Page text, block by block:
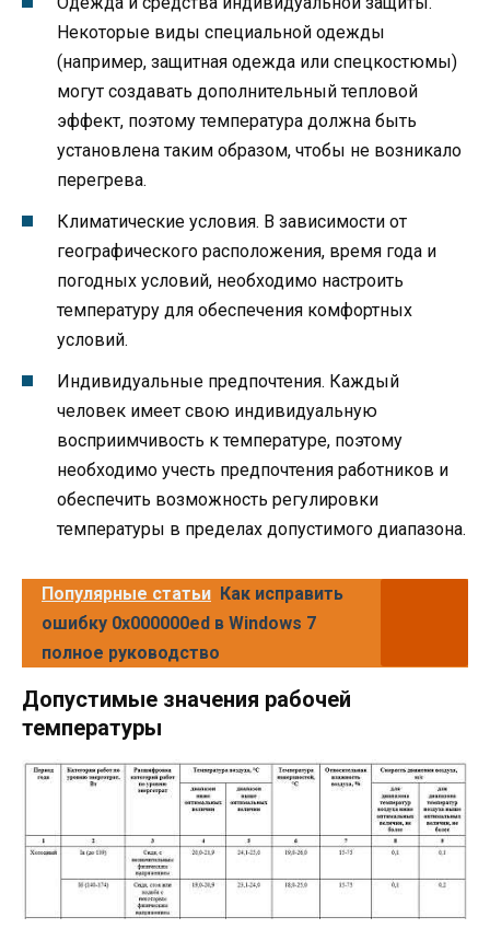
Некоторые виды специальной одежды
(например, защитная одежда или спецкостюмы)
могут создавать дополнительный тепловой
эффект, поэтому температура должна быть
установлена таким образом, чтобы не возникало
перегрева.
Климатические условия. В зависимости от
географического расположения, время года и
погодных условий, необходимо настроить
температуру для обеспечения комфортных
условий.
Индивидуальные предпочтения. Каждый
человек имеет свою индивидуальную
восприимчивость к температуре, поэтому
необходимо учесть предпочтения работников и
обеспечить возможность регулировки
температуры в пределах допустимого диапазона.
Популярные статьи Как исправить
ошибку 0x000000ed в Windows 7
полное руководство
Допустимые значения рабочей
температуры